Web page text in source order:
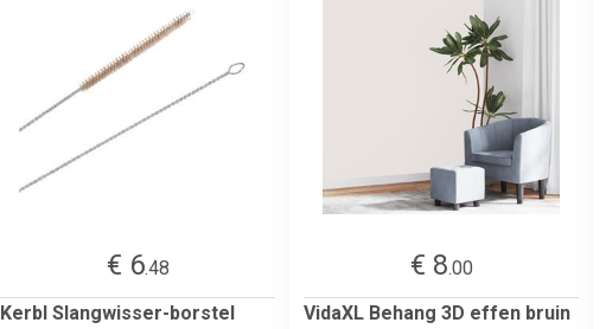
€ 6.48
Kerbl Slangwisser-borstel
€ 8.00
VidaXL Behang 3D effen bruin